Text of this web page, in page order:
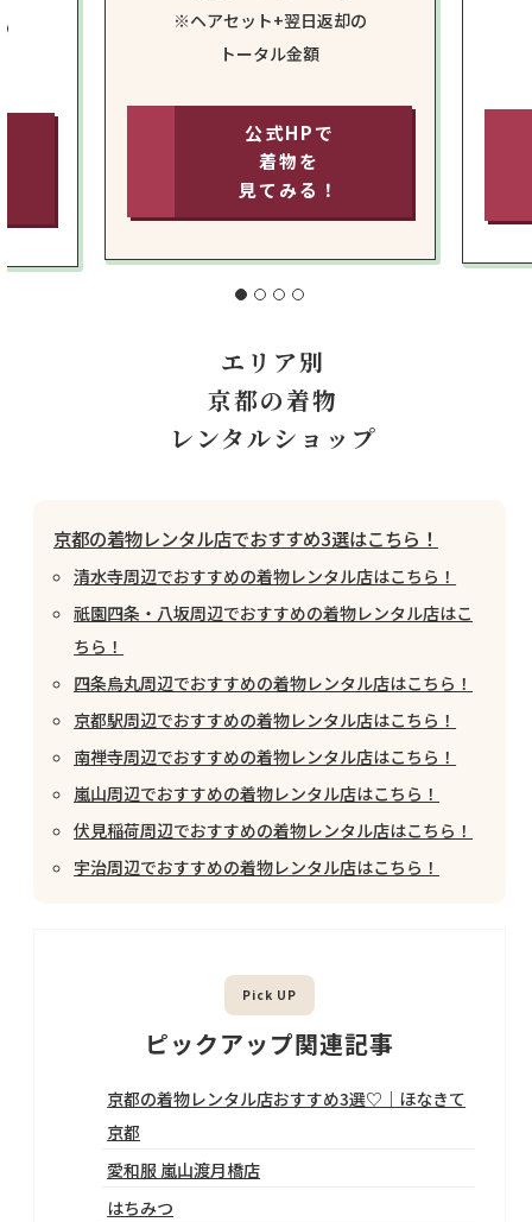
※ヘアセット+翌日返却の
トータル金額
公式HPで
着物を
見てみる！
エリア別
京都の着物
レンタルショップ
京都の着物レンタル店でおすすめ3選はこちら！
清水寺周辺でおすすめの着物レンタル店はこちら！
祇園四条・八坂周辺でおすすめの着物レンタル店はこ
ちら！
四条烏丸周辺でおすすめの着物レンタル店はこちら！
京都駅周辺でおすすめの着物レンタル店はこちら！
南禅寺周辺でおすすめの着物レンタル店はこちら！
嵐山周辺でおすすめの着物レンタル店はこちら！
伏見稲荷周辺でおすすめの着物レンタル店はこちら！
宇治周辺でおすすめの着物レンタル店はこちら！
ピックアップ関連記事
京都の着物レンタル店おすすめ3選♡｜ほなきて
京都
愛和服 嵐山渡月橋店
はちみつ